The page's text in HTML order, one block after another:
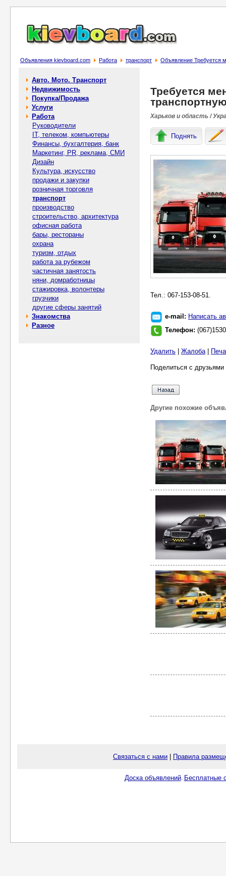
Объявления kievboard.com Работа транспорт Объявление Требуется
Авто. Мото. Транспорт
Недвижимость
Покупка/Продажа
Услуги
Работа
Руководители
IT, телеком, компьютеры
Финансы, бухгалтерия, банк
Маркетинг, PR, реклама, СМИ
Дизайн
Культура, искусство
продажи и закупки
розничная торговля
транспорт
производство
строительство, архитектура
офисная работа
бары, рестораны
охрана
туризм, отдых
работа за рубежом
частичная занятость
няни, домработницы
стажировка, волонтеры
грузчики
другие сферы занятий
Знакомства
Разное
Требуется
Харьков и область /
Поднять
Тел.: 067-153-08-51.
e-mail: Написать
Телефон:
Удалить Жалоба|
Поделиться с
Другие похожие
Связаться с нами Правила
Доска объявлений. Бесплатные